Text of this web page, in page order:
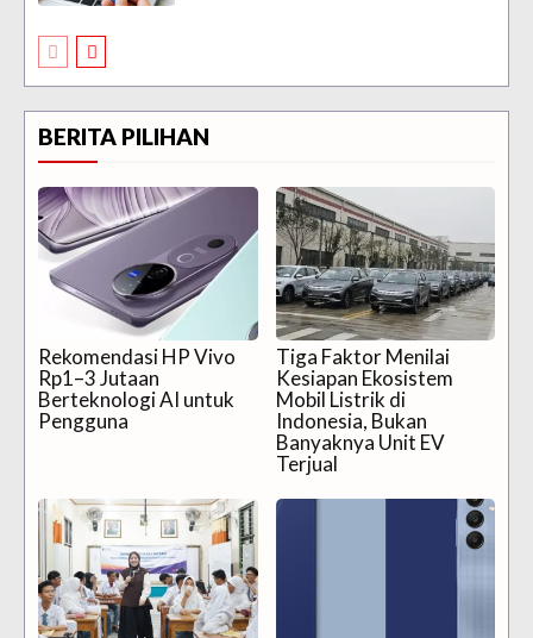
BERITA PILIHAN
Rekomendasi HP Vivo
Rp1–3 Jutaan
Berteknologi AI untuk
Pengguna
Tiga Faktor Menilai
Kesiapan Ekosistem
Mobil Listrik di
Indonesia, Bukan
Banyaknya Unit EV
Terjual